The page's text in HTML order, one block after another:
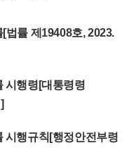
법률 제19408호, 2023.
시행령[대통령령
시행규칙[행정안전부령